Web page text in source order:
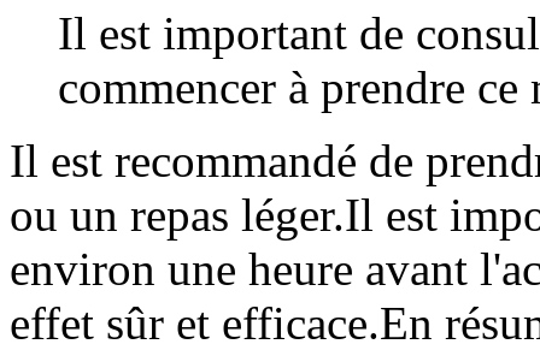
Il est important de
commencer à prendre ce
Il est recommandé de
ou un repas léger.Il est
environ une heure avant
effet sûr et efficace.En